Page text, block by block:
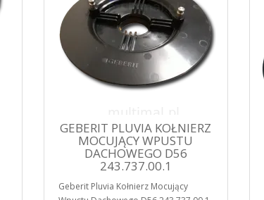
GEBERIT PLUVIA KOŁNIERZ
MOCUJĄCY WPUSTU
DACHOWEGO D56
243.737.00.1
Geberit Pluvia Kołnierz Mocujący